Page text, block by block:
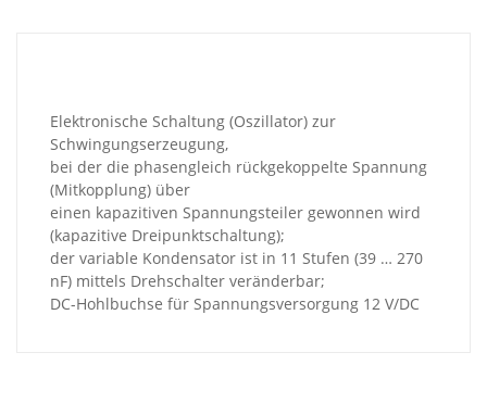
Elektronische Schaltung (Oszillator) zur
Schwingungserzeugung,
bei der die phasengleich rückgekoppelte Spannung
(Mitkopplung) über
einen kapazitiven Spannungsteiler gewonnen wird
(kapazitive Dreipunktschaltung);
der variable Kondensator ist in 11 Stufen (39 … 270
nF) mittels Drehschalter veränderbar;
DC-Hohlbuchse für Spannungsversorgung 12 V/DC